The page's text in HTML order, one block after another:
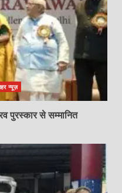
न्यूज़
पुरस्कार से सम्मानित